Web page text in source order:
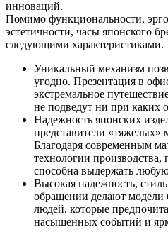
инноваций.
Помимо функциональности,
эстетичности, часы японского
следующими характеристиками.
Уникальный механизм
угодно. Презентация в
экстремальное
не подведут ни при каких
Надежность японских
представители «тяжелых»
Благодаря современным
технологии производства,
способна выдержать любую
Высокая надежность,
обращении делают модели
людей, которые
насыщенных событий и